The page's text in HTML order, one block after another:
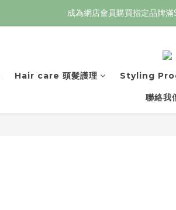
成為網店會員購買指定品牌
Hair care 頭髮護理 Styling
聯絡我